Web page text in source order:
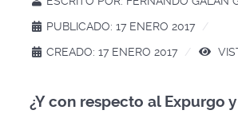
PUBLICADO: 17 ENERO 2017
CREADO: 17 ENERO 2017
¿Y con respecto al Expurgo